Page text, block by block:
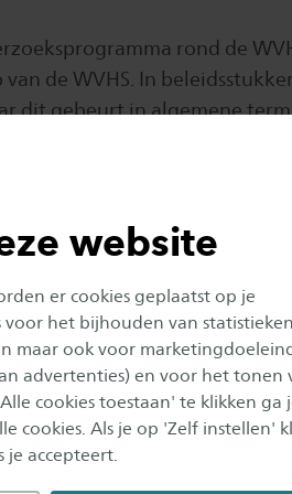
website
er cookies geplaatst op je
het bijhouden van
maar ook voor
advertenties) en voor het tonen
cookies toestaan' te klikken ga
cookies. Als je op 'Zelf instellen'
je accepteert.
rond de
de WVHS. In
dit gebeurt in algemene
waarmee woorden
Er is een factsheet
van de WVHS.
komt duidelijk naar voren
De jeugdigen in de WVHS-
‘Complex’ is een term die
nodig om hen te
leven tot nu toe. Deze
op de vraag of de